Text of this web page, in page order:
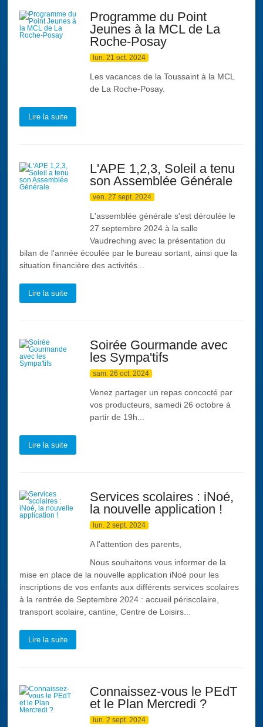
Programme du Point
Jeunes à la MCL de La
Roche-Posay
lun. 21 oct. 2024
Les vacances de la Toussaint à la MCL
de La Roche-Posay.
Lire la suite
L'APE 1,2,3, Soleil a tenu
son Assemblée Générale
ven. 27 sept. 2024
L'assemblée générale s'est déroulée le
27 septembre 2024 à la salle
Vaudreching avec la présentation du
bilan de l'année écoulée par le bureau sortant, ainsi que la
situation financière des activités...
Lire la suite
Soirée Gourmande avec
les Sympa'tifs
sam. 26 oct. 2024
Venez partager un repas concocté par
vos producteurs, samedi 26 octobre à
partir de 19h...
Lire la suite
Services scolaires : iNoé,
la nouvelle application !
lun. 2 sept. 2024
A l'attention des parents,
Nous souhaitons vous informer de la
mise en place de la nouvelle application iNoé pour les
inscriptions de vos enfants aux différents services scolaires
à la rentrée de Septembre 2024 : accueil périscolaire,
transport scolaire, cantine, Centre de Loisirs...
Lire la suite
Connaissez-vous le PEdT
et le Plan Mercredi ?
lun. 2 sept. 2024